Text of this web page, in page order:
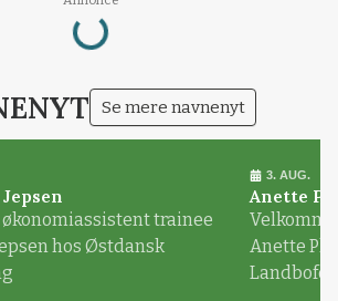
Loading...
Se mere navnenyt
trainee
hos Østdansk
3. AUG.
Anette
Anette